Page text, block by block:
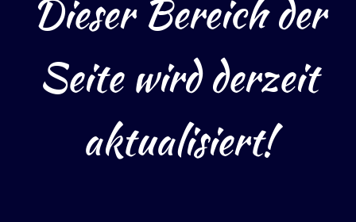
Dieser Bereich der
Seite wird derzeit
aktualisiert!